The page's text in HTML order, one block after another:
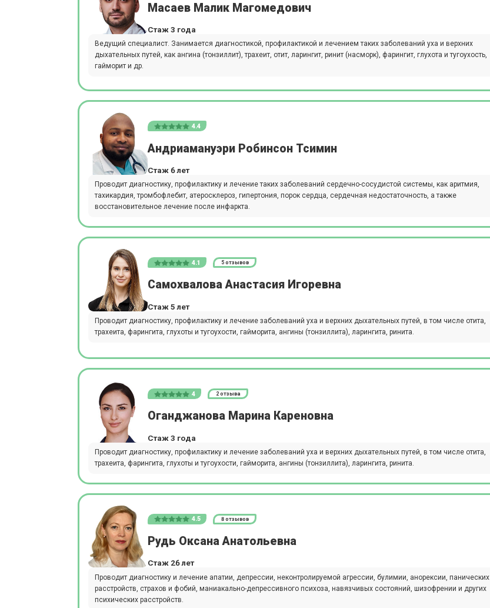
Масаев Малик Магомедович
Стаж 3 года
Ведущий специалист. Занимается диагностикой, профилактикой и лечением таких заболеваний уха и верхних
дыхательных путей, как ангина (тонзиллит), трахеит, отит, ларингит, ринит (насморк), фарингит, глухота и тугоухость,
гайморит и др.
4.4
Андриамануэри Робинсон Тсимин
Стаж 6 лет
Проводит диагностику, профилактику и лечение таких заболеваний сердечно-сосудистой системы, как аритмия,
тахикардия, тромбофлебит, атеросклероз, гипертония, порок сердца, сердечная недостаточность, а также
восстановительное лечение после инфаркта.
4.1 5 отзывов
Самохвалова Анастасия Игоревна
Стаж 5 лет
Проводит диагностику, профилактику и лечение заболеваний уха и верхних дыхательных путей, в том числе отита,
трахеита, фарингита, глухоты и тугоухости, гайморита, ангины (тонзиллита), ларингита, ринита.
4 2 отзыва
Оганджанова Марина Кареновна
Стаж 3 года
Проводит диагностику, профилактику и лечение заболеваний уха и верхних дыхательных путей, в том числе отита,
трахеита, фарингита, глухоты и тугоухости, гайморита, ангины (тонзиллита), ларингита, ринита.
4.5 8 отзывов
Рудь Оксана Анатольевна
Стаж 26 лет
Проводит диагностику и лечение апатии, депрессии, неконтролируемой агрессии, булимии, анорексии, панических
расстройств, страхов и фобий, маниакально-депрессивного психоза, навязчивых состояний, шизофрении и других
психических расстройств.